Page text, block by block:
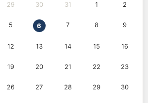
29 30 31 1 2
5 6 7 8 9
12 13 14 15 16
19 20 21 22 23
26 27 28 29 30